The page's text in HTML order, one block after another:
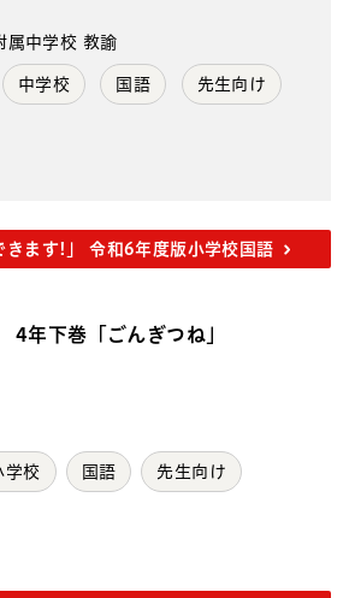
属中学校 教諭
中学校 国語 先生向け
きます!」 令和6年度版小学校国語
4年下巻「ごんぎつね」
学校 国語 先生向け